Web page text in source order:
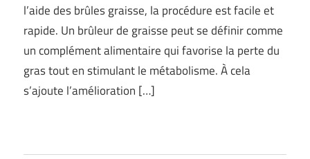
l’aide des brûles graisse, la procédure est facile et
rapide. Un brûleur de graisse peut se définir comme
un complément alimentaire qui favorise la perte du
gras tout en stimulant le métabolisme. À cela
s’ajoute l’amélioration […]